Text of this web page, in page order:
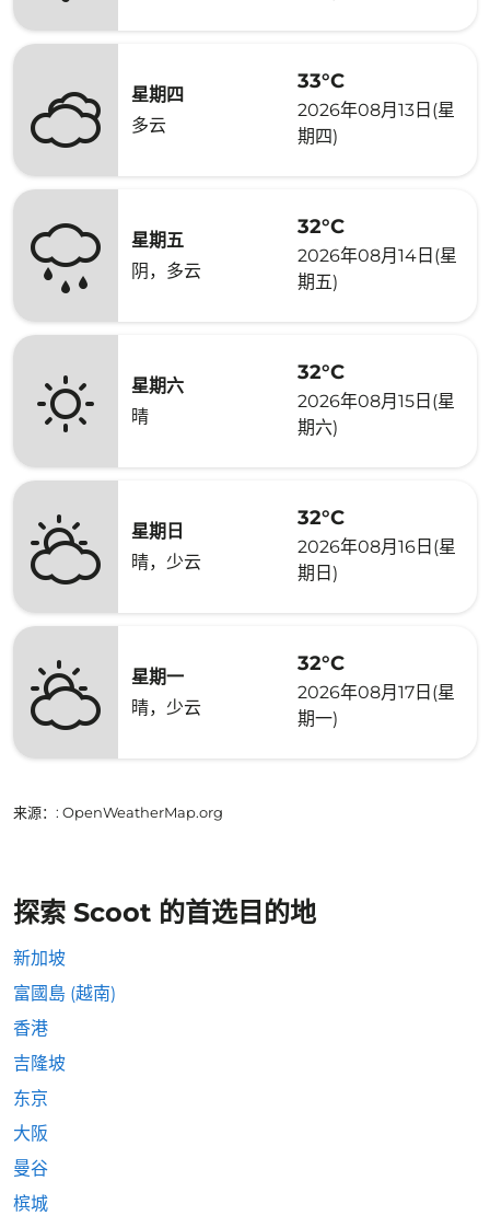
星期四
多云
33°C
2026年08月13日(星
期四)
星期五
阴，多云
32°C
2026年08月14日(星
期五)
星期六
晴
32°C
2026年08月15日(星
期六)
星期日
晴，少云
32°C
2026年08月16日(星
期日)
星期一
晴，少云
32°C
2026年08月17日(星
期一)
来源： : OpenWeatherMap.org
探索 Scoot 的首选目的地
新加坡
富國島 (越南)
香港
吉隆坡
东京
大阪
曼谷
槟城